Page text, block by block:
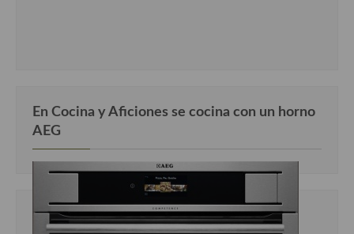
En Cocina y Aficiones se cocina con un horno
AEG